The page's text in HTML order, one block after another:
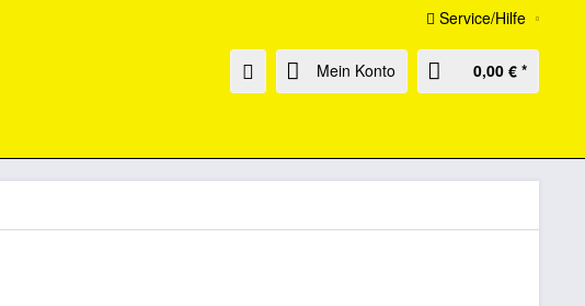
Service/Hilfe
Mein Konto 0,00 € *